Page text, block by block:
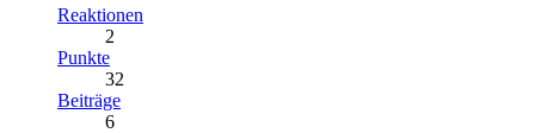
Reaktionen
2
Punkte
32
Beiträge
6